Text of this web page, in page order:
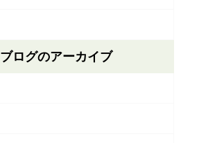
ブログのアーカイブ